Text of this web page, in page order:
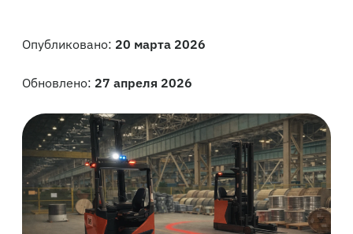
Опубликовано: 20 марта 2026
Обновлено: 27 апреля 2026